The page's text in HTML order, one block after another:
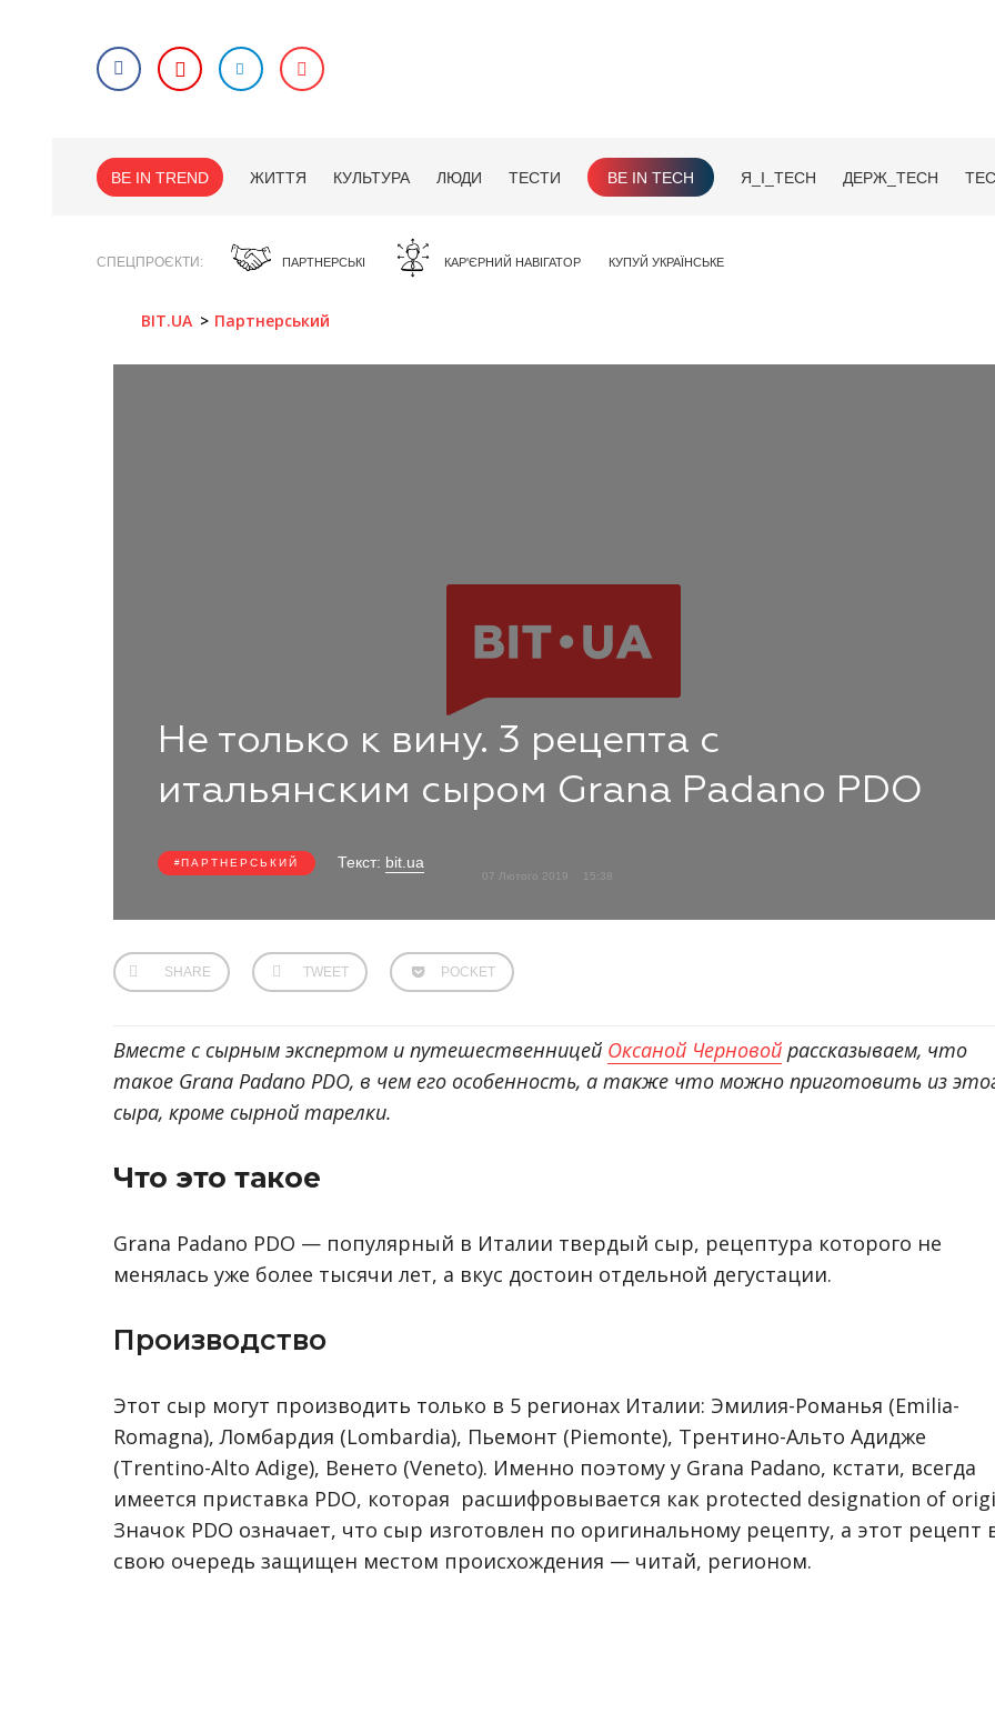
BE IN TREND ЖИТТЯ КУЛЬТУРА ЛЮДИ ТЕСТИ BE IN TECH Я_І_TECH ДЕРЖ_TECH
СПЕЦПРОЄКТИ ПАРТНЕРСЬКІ КАР'ЄРНИЙ НАВІГАТОР КУПУЙ УКРАЇНСЬКЕ
BIT.UA Партнерський
Не только к вину. 3 рецепта с
итальянским сыром Grana Padano PDO
ПАРТНЕРСЬКИЙ Текст: bit.ua
07 Лютого 2019 15:38
SHARE TWEET POCKET
Вместе с сырным экспертом и путешественницей Оксаной Черновой рассказываем, что
такое Grana Padano PDO, в чем его особенность, а также что можно приготовить из
сыра, кроме сырной тарелки.
Что это такое
Grana Padano PDO — популярный в Италии твердый сыр, рецептура которого не
менялась уже более тысячи лет, а вкус достоин отдельной дегустации.
Производство
Этот сыр могут производить только в 5 регионах Италии: Эмилия-Романья (Emilia-
Romagna), Ломбардия (Lombardia), Пьемонт (Piemonte), Трентино-Альто Адидже
(Trentino-Alto Adige), Венето (Veneto). Именно поэтому у Grana Padano, кстати, всегда
имеется приставка PDO, которая расшифровывается как protected designation of
Значок PDO означает, что сыр изготовлен по оригинальному рецепту, а этот рецепт
свою очередь защищен местом происхождения — читай, регионом.